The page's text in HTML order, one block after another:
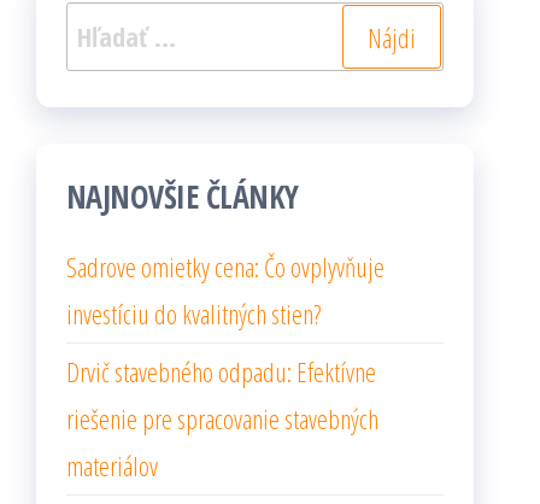
Hľadať:
NAJNOVŠIE ČLÁNKY
Sadrove omietky cena: Čo ovplyvňuje
investíciu do kvalitných stien?
Drvič stavebného odpadu: Efektívne
riešenie pre spracovanie stavebných
materiálov